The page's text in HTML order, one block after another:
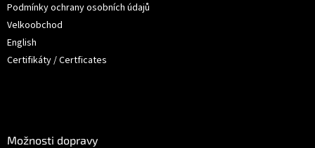
Podmínky ochrany osobních údajů
Velkoobchod
English
Certifikáty / Certficates
Možnosti dopravy